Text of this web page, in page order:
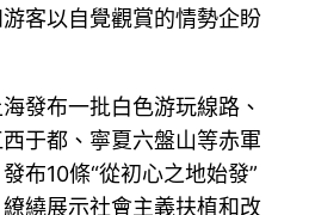
客以自覺觀賞的情勢企盼
發布一批白色游玩線路、
于都、寧夏六盤山等赤軍
布10條“從初心之地始發”
繞展示社會主義扶植和改